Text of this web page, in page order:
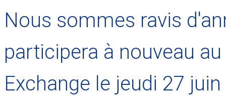
Nous sommes ravis
participera à nouveau
Exchange le jeudi 27